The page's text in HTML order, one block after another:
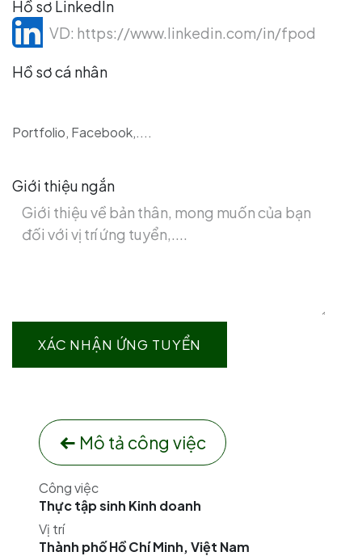
Hồ sơ LinkedIn
Hồ sơ cá nhân
Portfolio, Facebook,....
Giới thiệu ngắn
XÁC NHẬN ỨNG TUYỂN
Mô tả công việc
Công việc
Thực tập sinh Kinh doanh
Vị trí
Thành phố Hồ Chí Minh,Việt Nam